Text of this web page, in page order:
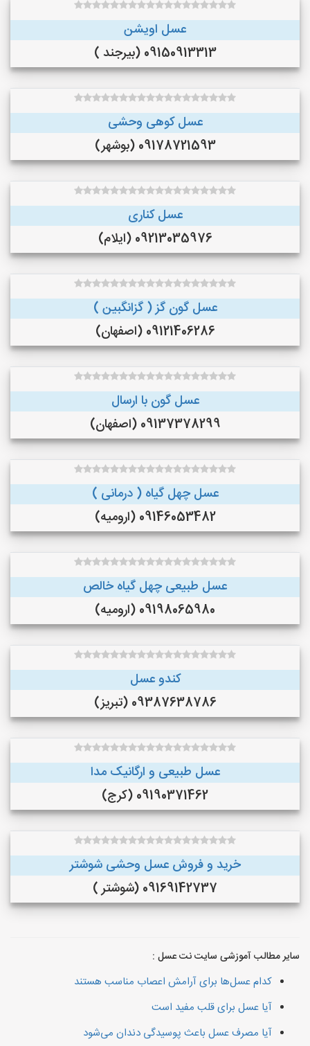
عسل اویشن
09150913313 (بیرجند )
عسل کوهی وحشی
09178721593 (بوشهر)
عسل کناری
09213035976 (ایلام)
عسل گون گز ( گزانگبین )
09121406286 (اصفهان)
عسل گون با ارسال
09137378299 (اصفهان)
عسل چهل گیاه ( درمانی )
09146053482 (ارومیه)
عسل طبیعی چهل گیاه خالص
09198065980 (ارومیه)
کندو عسل
09387638786 (تبریز)
عسل طبیعی و ارگانیک مدا
09190371462 (کرج)
خرید و فروش عسل وحشی شوشتر
09169142737 (شوشتر )
سایر مطالب آموزشی سایت نت عسل :
کدام عسل‌ها برای آرامش اعصاب مناسب هستند
آیا عسل برای قلب مفید است
آیا مصرف عسل باعث پوسیدگی دندان می‌شود